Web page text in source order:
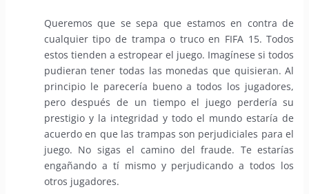
Queremos que se sepa que estamos en contra de
cualquier tipo de trampa o truco en FIFA 15. Todos
estos tienden a estropear el juego. Imagínese si todos
pudieran tener todas las monedas que quisieran. Al
principio le parecería bueno a todos los jugadores,
pero después de un tiempo el juego perdería su
prestigio y la integridad y todo el mundo estaría de
acuerdo en que las trampas son perjudiciales para el
juego. No sigas el camino del fraude. Te estarías
engañando a tí mismo y perjudicando a todos los
otros jugadores.